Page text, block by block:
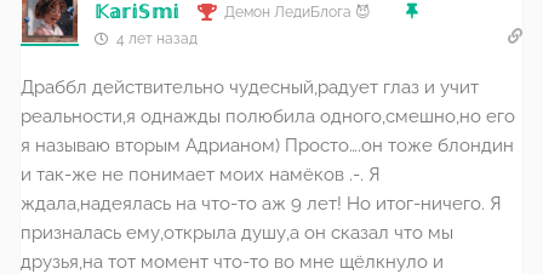
𝕂𝕒𝕣𝕚𝕊𝕞𝕚
Демон ЛедиБлога 😈
4 лет назад
Драббл действительно чудесный,радует глаз и учит
реальности,я однажды полюбила одного,смешно,но его
я называю вторым Адрианом) Просто….он тоже блондин
и так-же не понимает моих намёков .-. Я
ждала,надеялась на что-то аж 9 лет! Но итог-ничего. Я
призналась ему,открыла душу,а он сказал что мы
друзья,на тот момент что-то во мне щёлкнуло и